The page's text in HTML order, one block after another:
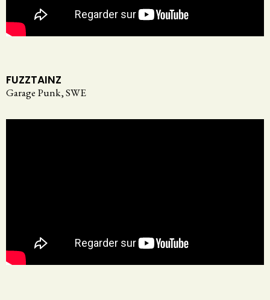
FUZZTAINZ
Garage Punk, SWE